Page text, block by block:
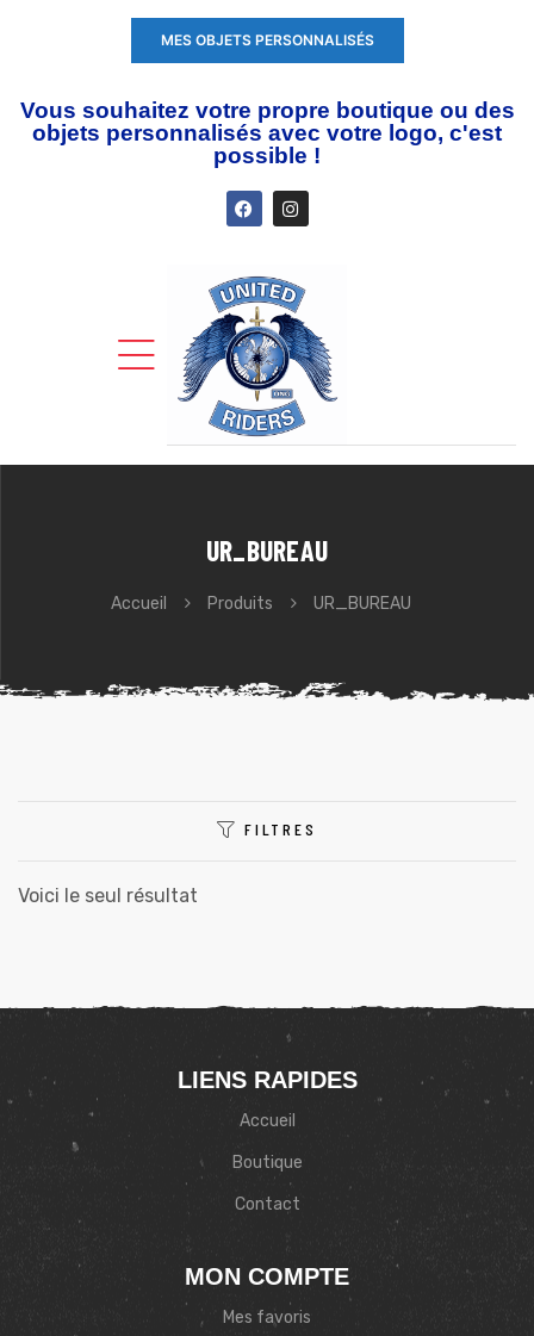
MES OBJETS PERSONNALISÉS
Vous souhaitez votre propre boutique ou des
objets personnalisés avec votre logo, c'est
possible !
UR_BUREAU
Accueil Produits UR_BUREAU
FILTRES
Voici le seul résultat
LIENS RAPIDES
Accueil
Boutique
Contact
MON COMPTE
Mes favoris